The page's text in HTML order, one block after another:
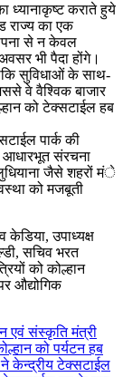
ध्यानाकृष्ट कराते हुये
राज्य का एक
से न केवल
भी पैदा होंगे।
सुविधाओं के साथ-
वे वैश्विक बाजार
को टेक्सटाईल हब
पार्क की
आधारभूत संरचना
जैसे शहरों मंे
को मजबूती
केडिया, उपाध्यक्ष
सचिव भरत
को कोल्हान
औद्योगिक
एवं संस्कृति मंत्री
को पर्यटन हब
केन्द्रीय टेक्सटाईल